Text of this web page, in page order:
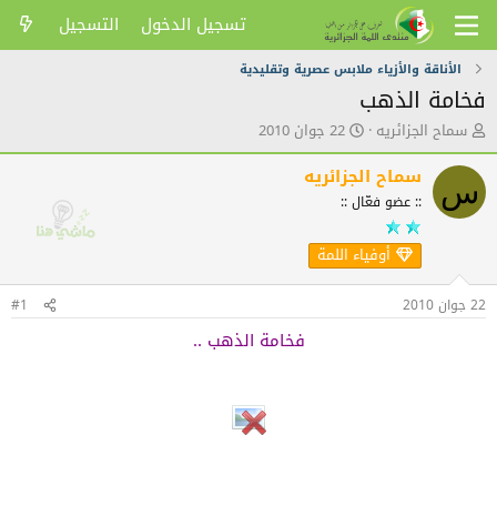
تسجيل الدخول التسجيل
الأناقة والأزياء ملابس عصرية وتقليدية
فخامة الذهب
ك
ا
ت
ب
ا
ض
و
سماح الجزائريه ت
ا
ر
ي
خ
ل
ن
ش
22 جوان 2010
س سماح الجزائريه
:: عضو فعّال ::
أوفياء اللمة
22 جوان 2010 #1
فخامة الذهب ..